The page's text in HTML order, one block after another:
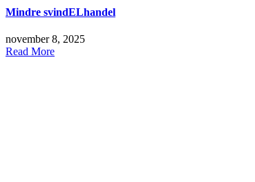
Mindre svindELhandel
november 8, 2025
Read More